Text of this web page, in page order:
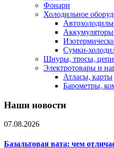
Фонари
Холодильное
Аккумуляторы
Сумки-
Шнуры, тросы, цепи
Электротовары и
Атласы, карты
Барометры,
Наши новости
07.08.2026
Базальтовая вата: чем